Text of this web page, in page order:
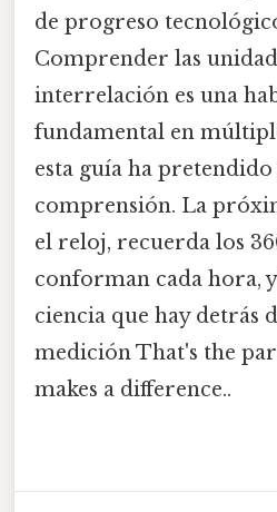
de progreso
Comprender las
interrelación es una
fundamental en
esta guía ha
comprensión. La
el reloj, recuerda los
conforman cada hora,
ciencia que hay detrás
medición That's the
makes a difference..